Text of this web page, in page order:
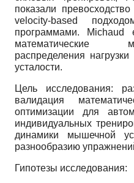
показали
velocity-based
программами. Michaud
математические
распределения
усталости.
Цель исследования:
валидация
оптимизации для
индивидуальных
динамики мышечной
разнообразию
Гипотезы исследования: